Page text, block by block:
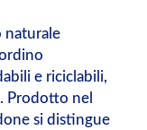
naturale
e riciclabili,
Prodotto nel
si distingue